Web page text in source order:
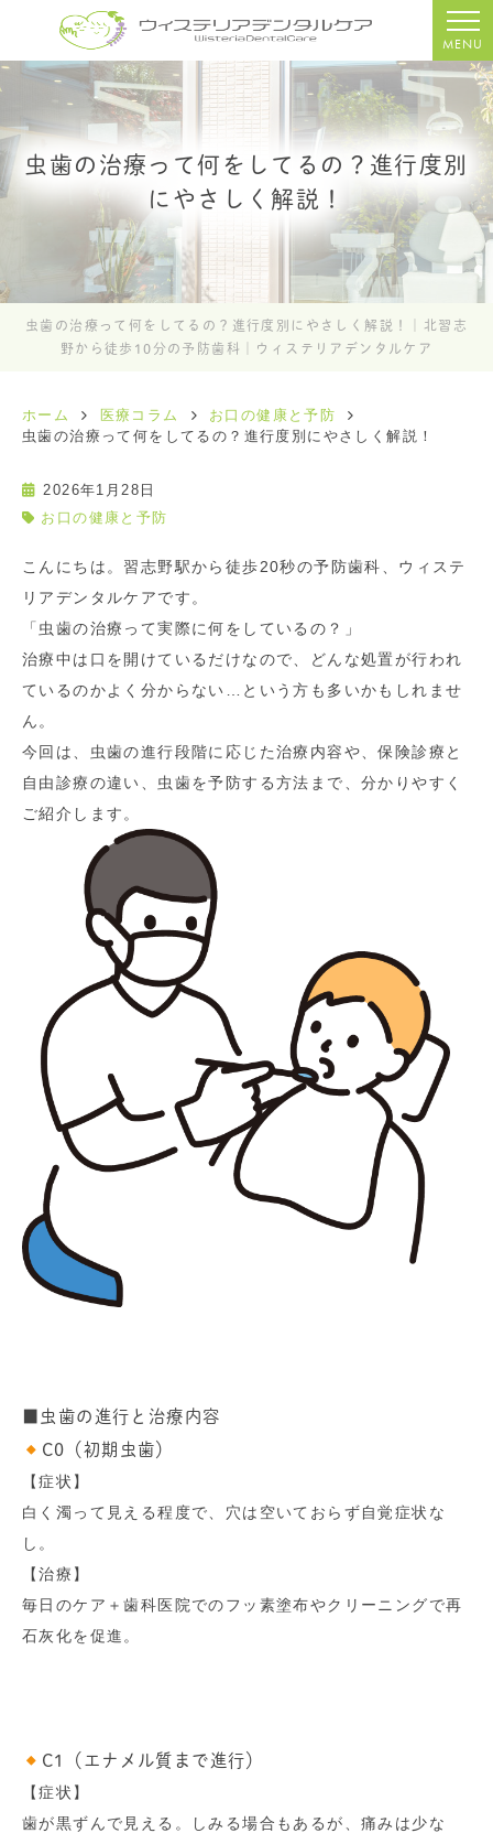
MENU
虫歯の治療って何をしてるの？進行度別
にやさしく解説！
虫歯の治療って何をしてるの？進行度別にやさしく解説！｜北習志
野から徒歩10分の予防歯科｜ウィステリアデンタルケア
ホーム 医療コラム
お口の健康と予防
虫歯の治療って何をしてるの？進行度別にやさしく解説！
2026年1月28日
お口の健康と予防
こんにちは。習志野駅から徒歩20秒の予防歯科、ウィステ
リアデンタルケアです。
「虫歯の治療って実際に何をしているの？」
治療中は口を開けているだけなので、どんな処置が行われ
ているのかよく分からない…という方も多いかもしれませ
ん。
今回は、虫歯の進行段階に応じた治療内容や、保険診療と
自由診療の違い、虫歯を予防する方法まで、分かりやすく
ご紹介します。
■虫歯の進行と治療内容
C0（初期虫歯）
【症状】
白く濁って見える程度で、穴は空いておらず自覚症状な
し。
【治療】
毎日のケア＋歯科医院でのフッ素塗布やクリーニングで再
石灰化を促進。
C1（エナメル質まで進行）
【症状】
歯が黒ずんで見える。しみる場合もあるが、痛みは少な